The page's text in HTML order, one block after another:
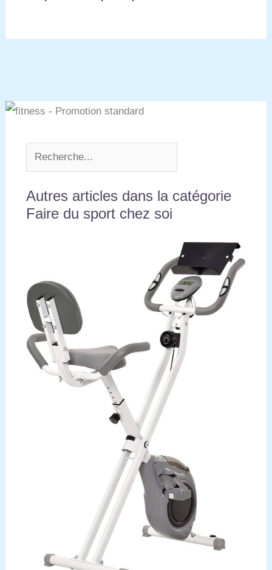
Autres articles dans la catégorie
Faire du sport chez soi